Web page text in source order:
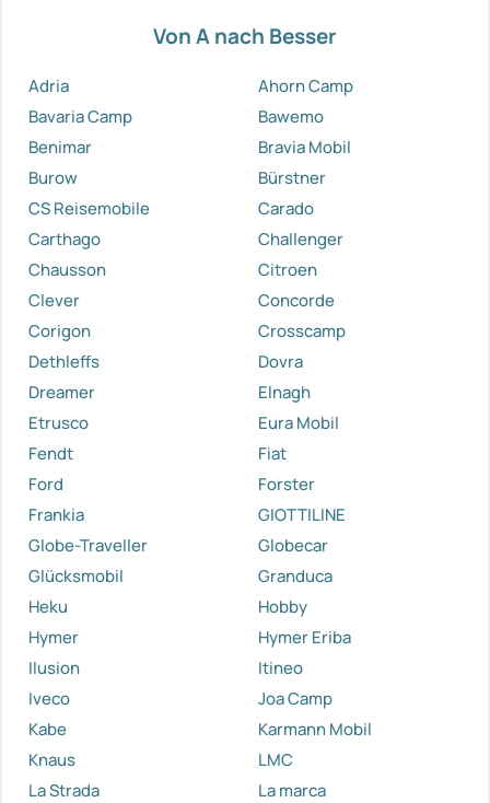
Von A nach Besser
Adria
Ahorn Camp
Bavaria Camp
Bawemo
Benimar
Bravia Mobil
Burow
Bürstner
CS Reisemobile
Carado
Carthago
Challenger
Chausson
Citroen
Clever
Concorde
Corigon
Crosscamp
Dethleffs
Dovra
Dreamer
Elnagh
Etrusco
Eura Mobil
Fendt
Fiat
Ford
Forster
Frankia
GIOTTILINE
Globe-Traveller
Globecar
Glücksmobil
Granduca
Heku
Hobby
Hymer
Hymer Eriba
Ilusion
Itineo
Iveco
Joa Camp
Kabe
Karmann Mobil
Knaus
LMC
La Strada
La marca